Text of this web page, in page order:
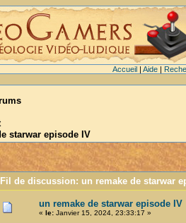
Accueil| Aide|
starwar episode IV
Fil de discussion: un remake de starwar
un remake de starwar episode IV
« le:Janvier 15, 2024, 23:33:17 »